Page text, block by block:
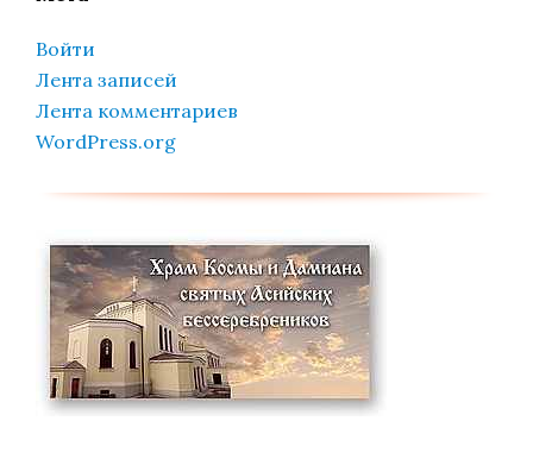
Войти
Лента записей
Лента комментариев
WordPress.org